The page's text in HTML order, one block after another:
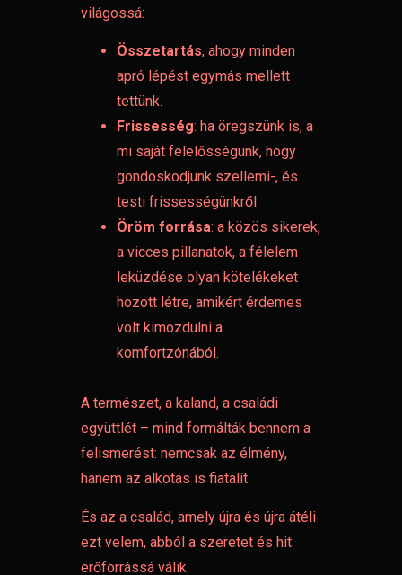
világossá:
Összetartás, ahogy minden
apró lépést egymás mellett
tettünk.
Frissesség: ha öregszünk is, a
mi saját felelősségünk, hogy
gondoskodjunk szellemi-, és
testi frissességünkről.
Öröm forrása: a közös sikerek,
a vicces pillanatok, a félelem
leküzdése olyan kötelékeket
hozott létre, amikért érdemes
volt kimozdulni a
komfortzónából.
A természet, a kaland, a családi
együttlét – mind formálták bennem a
felismerést: nemcsak az élmény,
hanem az alkotás is fiatalít.
És az a család, amely újra és újra átéli
ezt velem, abból a szeretet és hit
erőforrássá válik.